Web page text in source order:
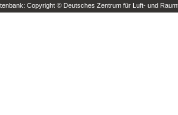
Copyright © Deutsches Zentrum für Luft- und